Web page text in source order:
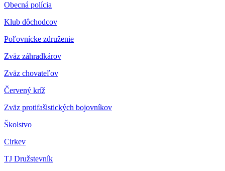
Obecná polícia
Klub dôchodcov
Poľovnícke združenie
Zväz záhradkárov
Zväz chovateľov
Červený kríž
Zväz protifašistických bojovníkov
Školstvo
Cirkev
TJ Družstevník